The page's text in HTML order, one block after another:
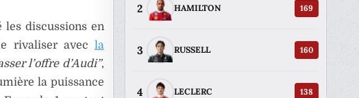
discussions en
rivaliser avec la
l’offre d’Audi”,
la puissance
2 HAMILTON 169
3 RUSSELL 160
4 LECLERC 138